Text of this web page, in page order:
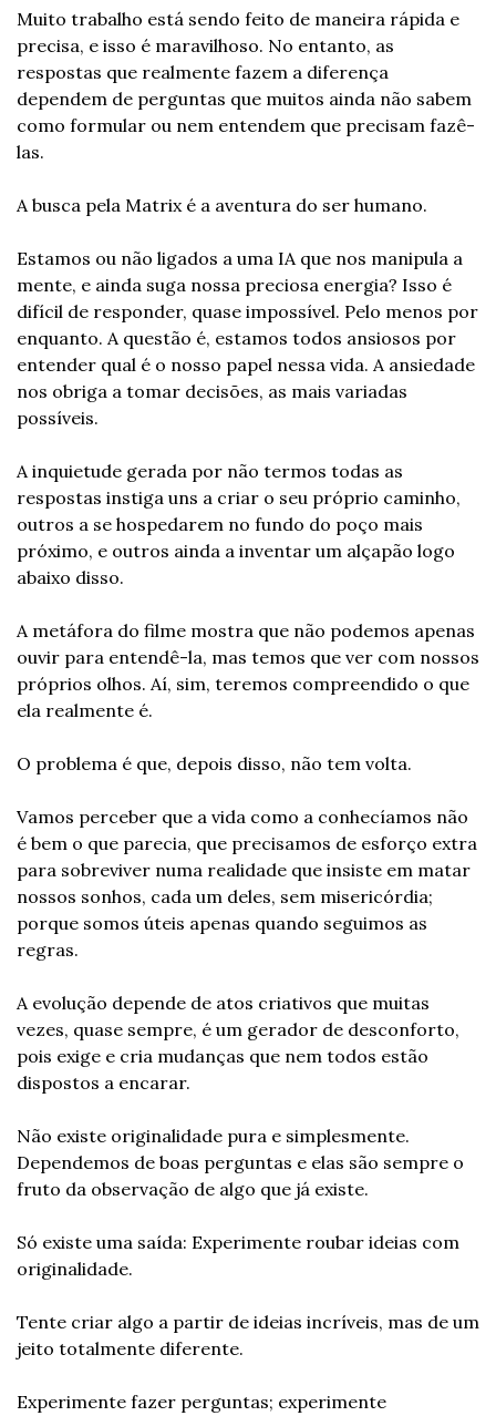
Muito trabalho está sendo feito de maneira rápida e
precisa, e isso é maravilhoso. No entanto, as
respostas que realmente fazem a diferença
dependem de perguntas que muitos ainda não sabem
como formular ou nem entendem que precisam fazê-
las.
A busca pela Matrix é a aventura do ser humano.
Estamos ou não ligados a uma IA que nos manipula a
mente, e ainda suga nossa preciosa energia? Isso é
difícil de responder, quase impossível. Pelo menos por
enquanto. A questão é, estamos todos ansiosos por
entender qual é o nosso papel nessa vida. A ansiedade
nos obriga a tomar decisões, as mais variadas
possíveis.
A inquietude gerada por não termos todas as
respostas instiga uns a criar o seu próprio caminho,
outros a se hospedarem no fundo do poço mais
próximo, e outros ainda a inventar um alçapão logo
abaixo disso.
A metáfora do filme mostra que não podemos apenas
ouvir para entendê-la, mas temos que ver com nossos
próprios olhos. Aí, sim, teremos compreendido o que
ela realmente é.
O problema é que, depois disso, não tem volta.
Vamos perceber que a vida como a conhecíamos não
é bem o que parecia, que precisamos de esforço extra
para sobreviver numa realidade que insiste em matar
nossos sonhos, cada um deles, sem misericórdia;
porque somos úteis apenas quando seguimos as
regras.
A evolução depende de atos criativos que muitas
vezes, quase sempre, é um gerador de desconforto,
pois exige e cria mudanças que nem todos estão
dispostos a encarar.
Não existe originalidade pura e simplesmente.
Dependemos de boas perguntas e elas são sempre o
fruto da observação de algo que já existe.
Só existe uma saída: Experimente roubar ideias com
originalidade.
Tente criar algo a partir de ideias incríveis, mas de um
jeito totalmente diferente.
Experimente fazer perguntas; experimente